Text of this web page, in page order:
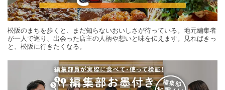
松阪のまちを歩くと、まだ知らないおいしさが待っている。地元編集者
が一人で巡り、出会った店主の人柄や想いと味を伝えます。見ればきっ
と、松阪に行きたくなる。